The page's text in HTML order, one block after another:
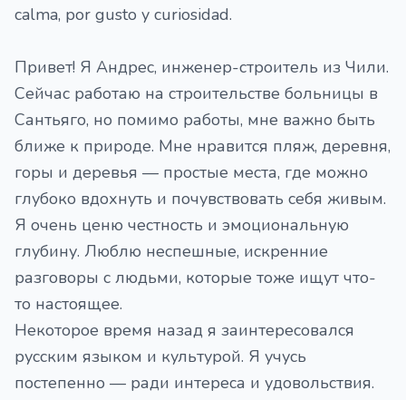
calma, por gusto y curiosidad.
Привет! Я Андрес, инженер-строитель из Чили.
Сейчас работаю на строительстве больницы в
Сантьяго, но помимо работы, мне важно быть
ближе к природе. Мне нравится пляж, деревня,
горы и деревья — простые места, где можно
глубоко вдохнуть и почувствовать себя живым.
Я очень ценю честность и эмоциональную
глубину. Люблю неспешные, искренние
разговоры с людьми, которые тоже ищут что-
то настоящее.
Некоторое время назад я заинтересовался
русским языком и культурой. Я учусь
постепенно — ради интереса и удовольствия.